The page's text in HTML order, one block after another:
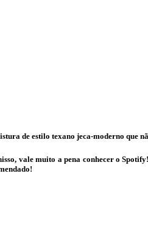
de estilo texano jeca-moderno que
vale muito a pena conhecer o